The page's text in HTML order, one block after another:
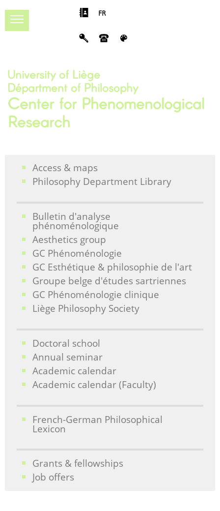
FR
University of Liège
Départment of Philosophy
Center for Phenomenological
Research
Access & maps
Philosophy Department Library
Bulletin d'analyse
phénoménologique
Aesthetics group
GC Phénoménologie
GC Esthétique & philosophie de l'art
Groupe belge d'études sartriennes
GC Phénoménologie clinique
Liège Philosophy Society
Doctoral school
Annual seminar
Academic calendar
Academic calendar (Faculty)
French-German Philosophical
Lexicon
Grants & fellowships
Job offers